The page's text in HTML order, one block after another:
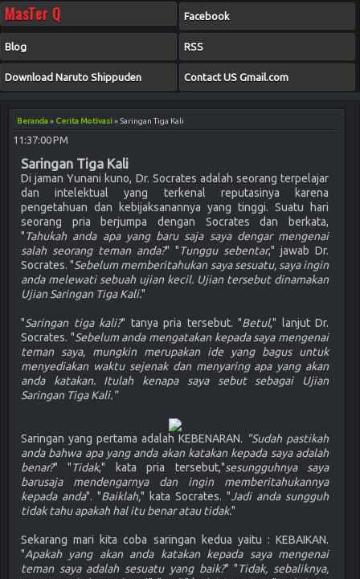
MasTer Q Facebook
Blog RSS
Download Naruto Shippuden Contact US Gmail.com
Beranda» Cerita Motivasi»Saringan Tiga Kali
11:37:00 PM
Saringan Tiga Kali
Di jaman Yunani kuno, Dr. Socrates adalah seorang terpelajar
dan intelektual yang terkenal reputasinya karena
pengetahuan dan kebijaksanannya yang tinggi. Suatu hari
seorang pria berjumpa dengan Socrates dan berkata,
"Tahukah anda apa yang baru saja saya dengar mengenai
salah seorang teman anda?" "Tunggu sebentar," jawab Dr.
Socrates. "Sebelum memberitahukan saya sesuatu, saya ingin
anda melewati sebuah ujian kecil. Ujian tersebut dinamakan
Ujian Saringan Tiga Kali."
"Saringan tiga kali?" tanya pria tersebut. "Betul," lanjut Dr.
Socrates. "Sebelum anda mengatakan kepada saya mengenai
teman saya, mungkin merupakan ide yang bagus untuk
menyediakan waktu sejenak dan menyaring apa yang akan
anda katakan. Itulah kenapa saya sebut sebagai Ujian
Saringan Tiga Kali."
Saringan yang pertama adalah KEBENARAN. "Sudah pastikah
anda bahwa apa yang anda akan katakan kepada saya adalah
benar?" "Tidak," kata pria tersebut,"sesungguhnya saya
barusaja mendengarnya dan ingin memberitahukannya
kepada anda". "Baiklah," kata Socrates. "Jadi anda sungguh
tidak tahu apakah hal itu benar atau tidak."
Sekarang mari kita coba saringan kedua yaitu : KEBAIKAN.
"Apakah yang akan anda katakan kepada saya mengenai
teman saya adalah sesuatu yang baik?" "Tidak, sebaliknya,